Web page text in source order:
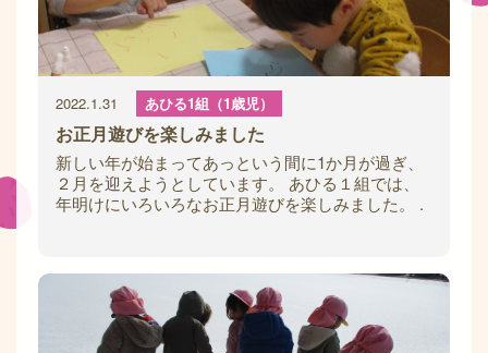
2022.1.31 あひる1組（1歳児）
お正月遊びを楽しみました
新しい年が始まってあっという間に1か月が過ぎ、
２月を迎えようとしています。 あひる１組では、
年明けにいろいろなお正月遊びを楽しみました。 .